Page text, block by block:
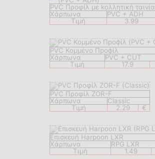
PVC Προφίλ με kολλητική ταιvία
Χάρπωνα
PVC + ADH
Τιμή
3.99
PVC Koμμένο Профίλ
Χάρπωνα
PVC + CUT
Τιμή
17.9
PVC Προφίλ ZOR-F
Χάρπωνα
Classic
Τιμή
2.29 €
Eπισкευή Harpoon LXR
Χάρπωνα
RPG LXR
Τιμή
1.49